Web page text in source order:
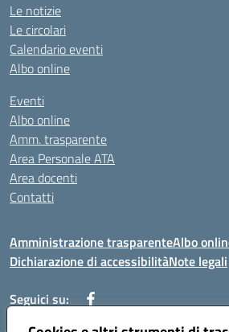
Le notizie
Le circolari
Calendario eventi
Albo online
Eventi
Albo online
Amm. trasparente
Area Personale ATA
Area docenti
Contatti
Amministrazione trasparenteAlbo
Dichiarazione di accessibilitàNote legali
Seguici su: